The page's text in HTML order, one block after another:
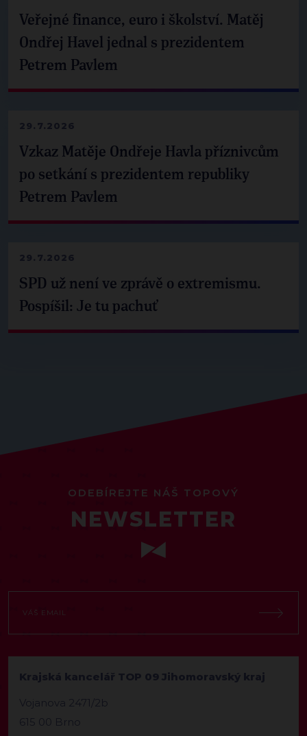
Veřejné finance, euro i školství. Matěj
Ondřej Havel jednal s prezidentem
Petrem Pavlem
29.7.2026
Vzkaz Matěje Ondřeje Havla příznivcům
po setkání s prezidentem republiky
Petrem Pavlem
29.7.2026
SPD už není ve zprávě o extremismu.
Pospíšil: Je tu pachuť
ODEBÍREJTE NÁŠ TOPOVÝ
NEWSLETTER
Krajská kancelář TOP 09 Jihomoravský kraj
Vojanova 2471/2b
615 00 Brno